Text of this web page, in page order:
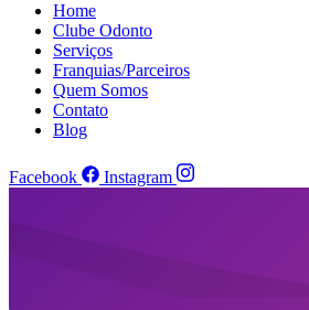
Home
Clube Odonto
Serviços
Franquias/Parceiros
Quem Somos
Contato
Blog
Facebook Instagram